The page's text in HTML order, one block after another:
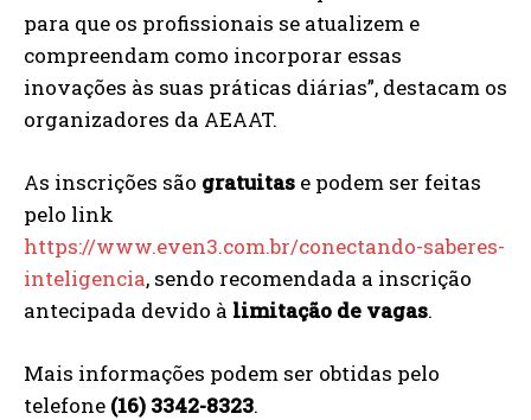
para que os profissionais se atualizem e
compreendam como incorporar essas
inovações às suas práticas diárias”, destacam os
organizadores da AEAAT.
As inscrições são gratuitas e podem ser feitas
pelo link
https://www.even3.com.br/conectando-saberes-
inteligencia, sendo recomendada a inscrição
antecipada devido à limitação de vagas.
Mais informações podem ser obtidas pelo
telefone (16) 3342-8323.